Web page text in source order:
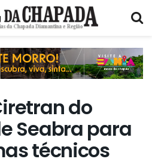
do
Seabra para
técnicos